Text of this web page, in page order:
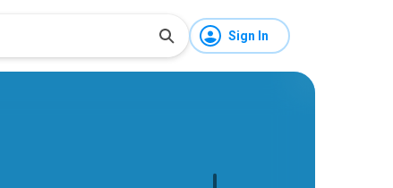
Sign In